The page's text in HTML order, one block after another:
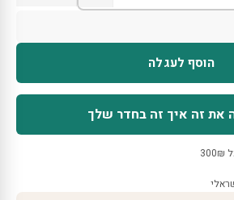
הוסף לעגלה
את זה איך זה בחדר שלך